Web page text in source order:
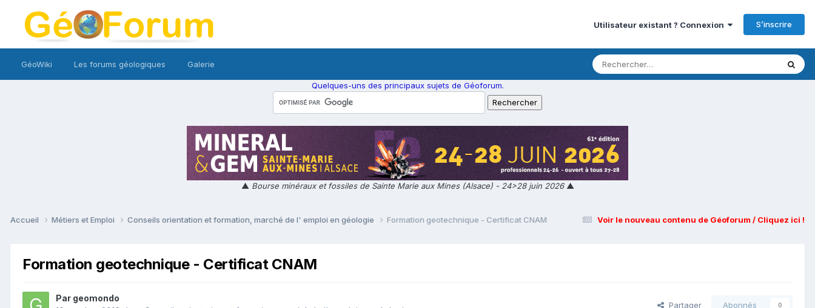
Utilisateur existant ? Connexion S’inscrire
GéoWiki Les forums géologiques Galerie
Quelques-uns des principaux sujets de Géoforum.
▲ Bourse minéraux et fossiles de Sainte Marie aux Mines (Alsace) - 24>28 juin 2026▲
Voir le nouveau contenu de Géoforum / Cliquez ici !
Accueil Métiers et Emploi Conseils orientation et formation, marché de l' emploi en géologie Formation geotechnique - Certificat CNAM
Formation geotechnique - Certificat CNAM
Par geomondo
Partager Abonnés 0